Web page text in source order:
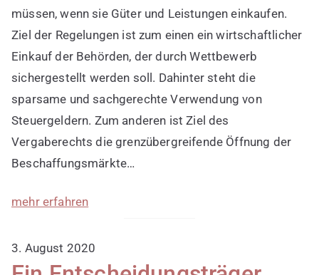
müssen, wenn sie Güter und Leistungen einkaufen.
Ziel der Regelungen ist zum einen ein wirtschaftlicher
Einkauf der Behörden, der durch Wettbewerb
sichergestellt werden soll. Dahinter steht die
sparsame und sachgerechte Verwendung von
Steuergeldern. Zum anderen ist Ziel des
Vergaberechts die grenzübergreifende Öffnung der
Beschaffungsmärkte…
mehr erfahren
3. August 2020